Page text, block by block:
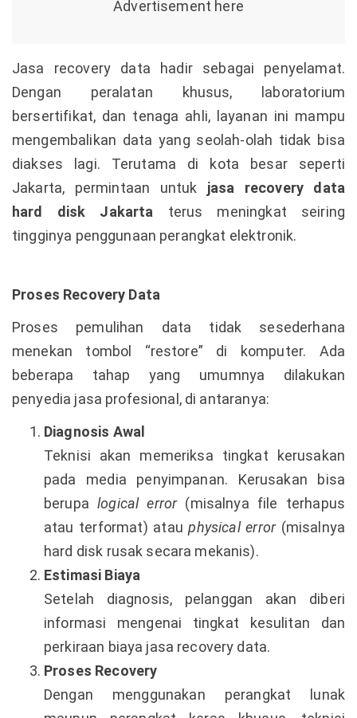
Jasa recovery data hadir sebagai penyelamat.
Dengan peralatan khusus, laboratorium
bersertifikat, dan tenaga ahli, layanan ini mampu
mengembalikan data yang seolah-olah tidak bisa
diakses lagi. Terutama di kota besar seperti
Jakarta, permintaan untuk jasa recovery data
hard disk Jakarta terus meningkat seiring
tingginya penggunaan perangkat elektronik.
Proses Recovery Data
Proses pemulihan data tidak sesederhana
menekan tombol “restore” di komputer. Ada
beberapa tahap yang umumnya dilakukan
penyedia jasa profesional, di antaranya:
Diagnosis Awal
Teknisi akan memeriksa tingkat kerusakan
pada media penyimpanan. Kerusakan bisa
berupalogical error(misalnya file terhapus
atau terformat) atauphysical error(misalnya
hard disk rusak secara mekanis).
Estimasi Biaya
Setelah diagnosis, pelanggan akan diberi
informasi mengenai tingkat kesulitan dan
perkiraan biaya jasa recovery data.
Proses Recovery
Dengan menggunakan perangkat lunak